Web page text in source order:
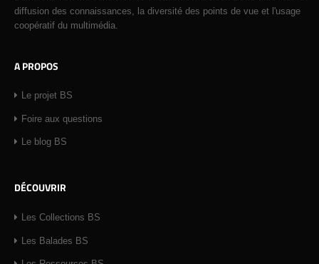
diffusion des connaissances, la diversité des points de vue et l'usage
coopératif du multimédia.
A PROPOS
Le projet BS
Foire aux questions
Le blog BS
DÉCOUVRIR
Les Collections BS
Les Balades BS